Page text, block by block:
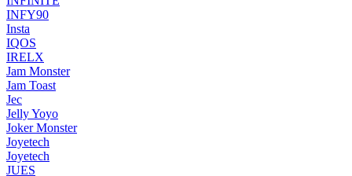
INFY90
Insta
IQOS
IRELX
Jam Monster
Jam Toast
Jec
Jelly Yoyo
Joker Monster
Joyetech
Joyetech
JUES